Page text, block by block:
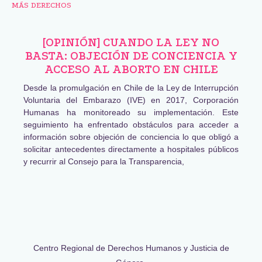
MÁS DERECHOS
[OPINIÓN] CUANDO LA LEY NO
BASTA: OBJECIÓN DE CONCIENCIA Y
ACCESO AL ABORTO EN CHILE
Desde la promulgación en Chile de la Ley de Interrupción
Voluntaria del Embarazo (IVE) en 2017, Corporación
Humanas ha monitoreado su implementación. Este
seguimiento ha enfrentado obstáculos para acceder a
información sobre objeción de conciencia lo que obligó a
solicitar antecedentes directamente a hospitales públicos
y recurrir al Consejo para la Transparencia,
Centro Regional de Derechos Humanos y Justicia de